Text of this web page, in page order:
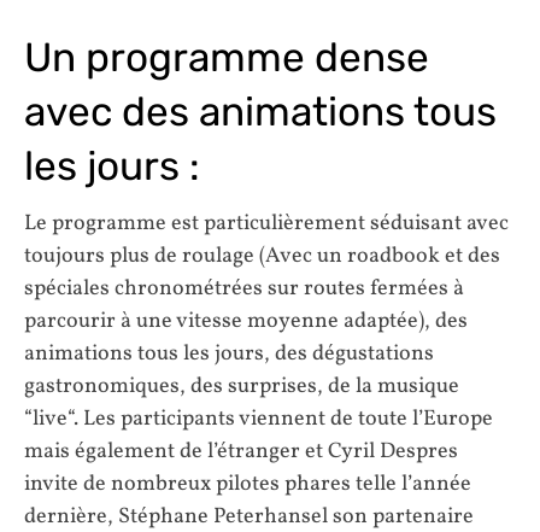
Un programme dense
avec des animations tous
les jours :
Le programme est particulièrement séduisant avec
toujours plus de roulage (Avec un roadbook et des
spéciales chronométrées sur routes fermées à
parcourir à une vitesse moyenne adaptée), des
animations tous les jours, des dégustations
gastronomiques, des surprises, de la musique
“live“. Les participants viennent de toute l’Europe
mais également de l’étranger et Cyril Despres
invite de nombreux pilotes phares telle l’année
dernière, Stéphane Peterhansel son partenaire